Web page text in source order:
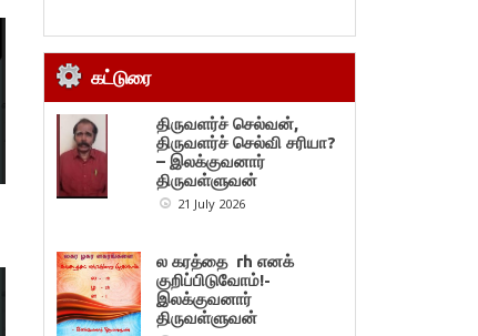
கட்டுரை
திருவளர்ச் செல்வன்,
திருவளர்ச் செல்வி சரியா?
– இலக்குவனார்
திருவள்ளுவன்
21 July 2026
ல கரத்தை rh எனக்
குறிப்பிடுவோம்!-
இலக்குவனார்
திருவள்ளுவன்